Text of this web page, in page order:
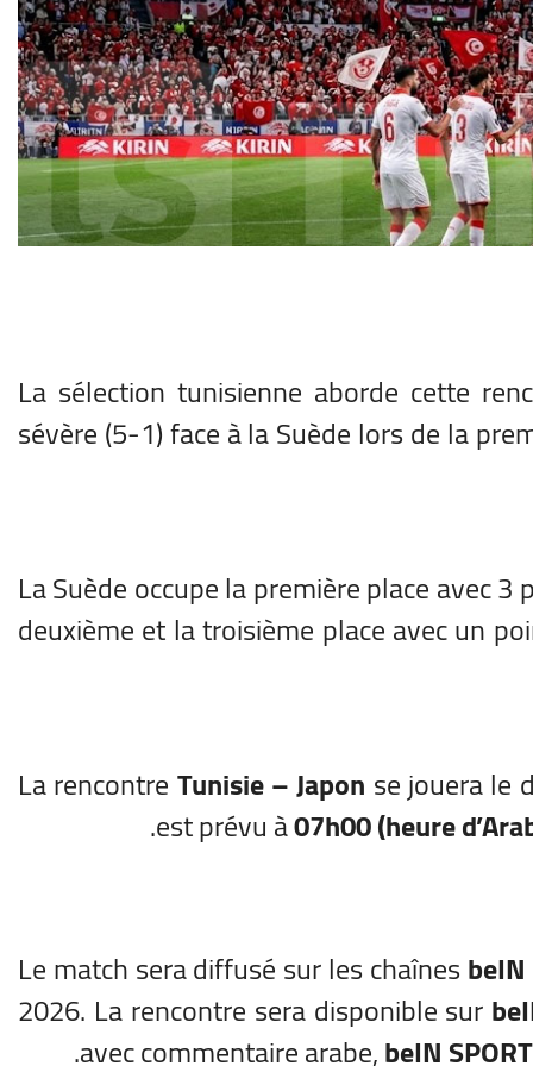
La sélection tunisienne aborde cette
sévère (5-1) face à la Suède lors de la
La Suède occupe la première place avec
deuxième et la troisième place avec un
La rencontreTunisie – Japon se jouera le
est prévu à07h00 (heure
.
Le match sera diffusé sur les chaînesbeIN
2026. La rencontre sera disponible sur
avec commentaire arabe,beIN